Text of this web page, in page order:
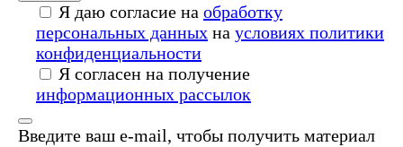
Я даю согласие на обработку
персональных данных на условиях политики
конфиденциальности
Я согласен на получение
информационных рассылок
Введите ваш e-mail, чтобы получить материал